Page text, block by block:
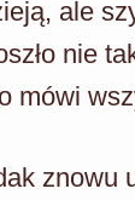
ale
nie
mówi
znowu